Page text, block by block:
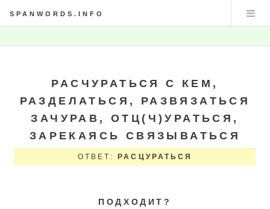
SPANWORDS.INFO
РАСЧУРАТЬСЯ С КЕМ,
РАЗДЕЛАТЬСЯ, РАЗВЯЗАТЬСЯ
ЗАЧУРАВ, ОТЦ(Ч)УРАТЬСЯ,
ЗАРЕКАЯСЬ СВЯЗЫВАТЬСЯ
ОТВЕТ: РАСЦУРАТЬСЯ
ПОДХОДИТ?